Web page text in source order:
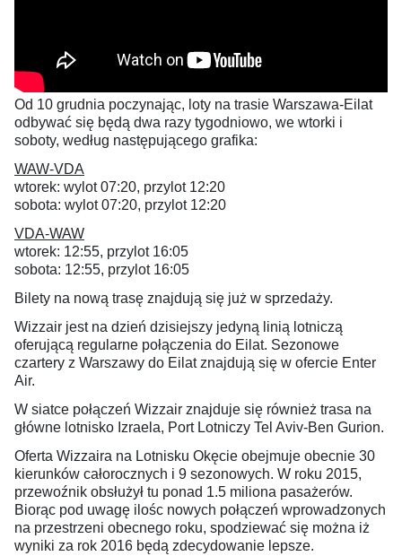
Od 10 grudnia poczynając, loty na trasie Warszawa-Eilat
odbywać się będą dwa razy tygodniowo, we wtorki i
soboty, według następującego grafika:
WAW-VDA
wtorek: wylot 07:20, przylot 12:20
sobota: wylot 07:20, przylot 12:20
VDA-WAW
wtorek: 12:55, przylot 16:05
sobota: 12:55, przylot 16:05
Bilety na nową trasę znajdują się już w sprzedaży.
Wizzair jest na dzień dzisiejszy jedyną linią lotniczą
oferującą regularne połączenia do Eilat. Sezonowe
czartery z Warszawy do Eilat znajdują się w ofercie Enter
Air.
W siatce połączeń Wizzair znajduje się również trasa na
główne lotnisko Izraela, Port Lotniczy Tel Aviv-Ben Gurion.
Oferta Wizzaira na Lotnisku Okęcie obejmuje obecnie 30
kierunków całorocznych i 9 sezonowych. W roku 2015,
przewoźnik obsłużył tu ponad 1.5 miliona pasażerów.
Biorąc pod uwagę ilośc nowych połączeń wprowadzonych
na przestrzeni obecnego roku, spodziewać się można iż
wyniki za rok 2016 będą zdecydowanie lepsze.